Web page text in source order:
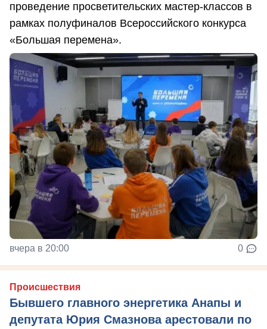
проведение просветительских мастер-классов в
рамках полуфиналов Всероссийского конкурса
«Большая перемена».
вчера в 20:00 0
Происшествия
Бывшего главного энергетика Анапы и
депутата Юрия Смазнова арестовали по